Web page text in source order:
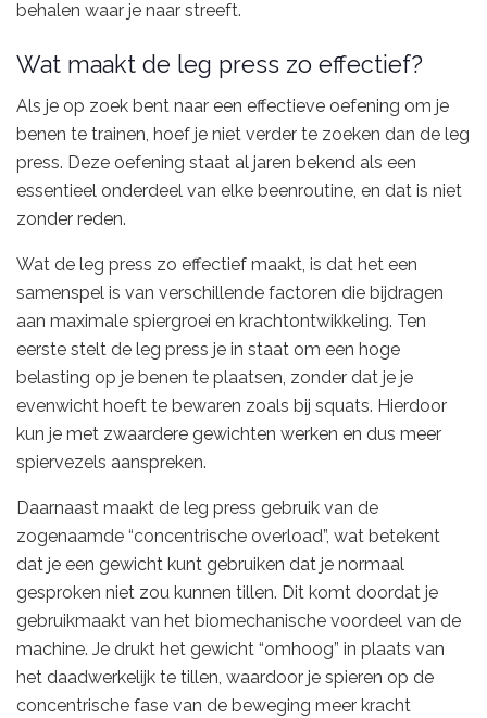
behalen waar je naar streeft.
Wat maakt de leg press zo effectief?
Als je op zoek bent naar een effectieve oefening om je
benen te trainen, hoef je niet verder te zoeken dan de leg
press. Deze oefening staat al jaren bekend als een
essentieel onderdeel van elke beenroutine, en dat is niet
zonder reden.
Wat de leg press zo effectief maakt, is dat het een
samenspel is van verschillende factoren die bijdragen
aan maximale spiergroei en krachtontwikkeling. Ten
eerste stelt de leg press je in staat om een hoge
belasting op je benen te plaatsen, zonder dat je je
evenwicht hoeft te bewaren zoals bij squats. Hierdoor
kun je met zwaardere gewichten werken en dus meer
spiervezels aanspreken.
Daarnaast maakt de leg press gebruik van de
zogenaamde “concentrische overload”, wat betekent
dat je een gewicht kunt gebruiken dat je normaal
gesproken niet zou kunnen tillen. Dit komt doordat je
gebruikmaakt van het biomechanische voordeel van de
machine. Je drukt het gewicht “omhoog” in plaats van
het daadwerkelijk te tillen, waardoor je spieren op de
concentrische fase van de beweging meer kracht